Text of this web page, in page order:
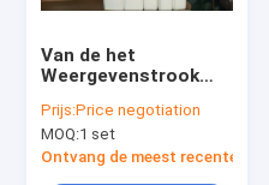
Van de het
Weergevenstrook
Machine van het de
Slagafgietsel de
Plastic voor de
Prijs:Price negotiation
MOQ:1 set
Ontvang de meest recente